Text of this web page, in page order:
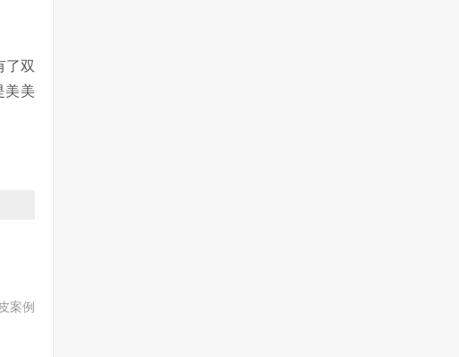
了双
美美
案例